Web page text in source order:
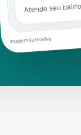
Atende seu
Imagem ilustrativa